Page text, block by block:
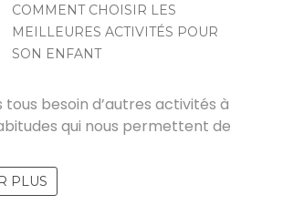
COMMENT CHOISIR LES
MEILLEURES ACTIVITÉS POUR
SON ENFANT
tous besoin d’autres activités à
qui nous permettent de
PLUS